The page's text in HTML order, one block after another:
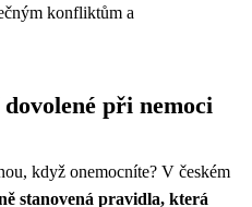
konfliktům a
při nemoci
když onemocníte? V českém
stanovená pravidla, která